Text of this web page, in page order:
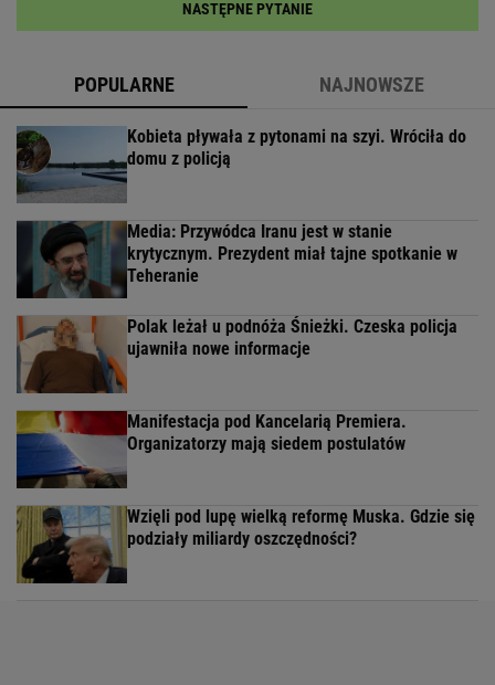
NASTĘPNE PYTANIE
POPULARNE NAJNOWSZE
Kobieta pływała z pytonami na szyi. Wróciła do
domu z policją
Media: Przywódca Iranu jest w stanie
krytycznym. Prezydent miał tajne spotkanie w
Teheranie
Polak leżał u podnóża Śnieżki. Czeska policja
ujawniła nowe informacje
Manifestacja pod Kancelarią Premiera.
Organizatorzy mają siedem postulatów
Wzięli pod lupę wielką reformę Muska. Gdzie się
podziały miliardy oszczędności?